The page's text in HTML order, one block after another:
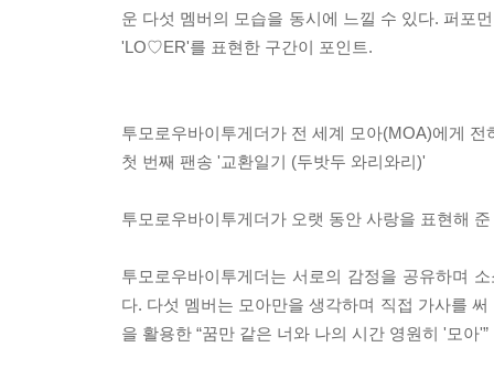
운 다섯 멤버의 모습을 동시에 느낄 수 있다. 퍼포
'LO♡ER'를 표현한 구간이 포인트.
투모로우바이투게더가 전 세계 모아(MOA)에게 전
첫 번째 팬송 '교환일기 (두밧두 와리와리)'
투모로우바이투게더가 오랫 동안 사랑을 표현해
투모로우바이투게더는 서로의 감정을 공유하며
다. 다섯 멤버는 모아만을 생각하며 직접 가사를
을 활용한 “꿈만 같은 너와 나의 시간 영원히 '모아